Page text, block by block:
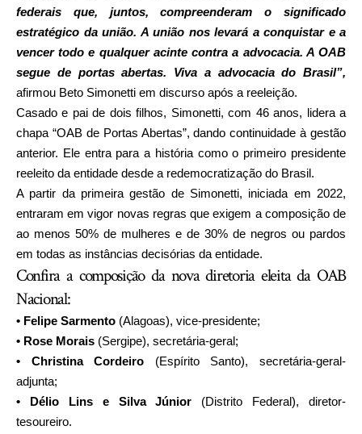
federais que, juntos, compreenderam o significado
estratégico da união. A união nos levará a conquistar e a
vencer todo e qualquer acinte contra a advocacia. A OAB
segue de portas abertas. Viva a advocacia do Brasil”,
afirmou Beto Simonetti em discurso após a reeleição.
Casado e pai de dois filhos, Simonetti, com 46 anos, lidera a
chapa “OAB de Portas Abertas”, dando continuidade à gestão
anterior. Ele entra para a história como o primeiro presidente
reeleito da entidade desde a redemocratização do Brasil.
A partir da primeira gestão de Simonetti, iniciada em 2022,
entraram em vigor novas regras que exigem a composição de
ao menos 50% de mulheres e de 30% de negros ou pardos
em todas as instâncias decisórias da entidade.
Confira a composição da nova diretoria eleita da OAB
Nacional:
• Felipe Sarmento (Alagoas), vice-presidente;
• Rose Morais (Sergipe), secretária-geral;
• Christina Cordeiro (Espírito Santo), secretária-geral-
adjunta;
• Délio Lins e Silva Júnior (Distrito Federal), diretor-
tesoureiro.